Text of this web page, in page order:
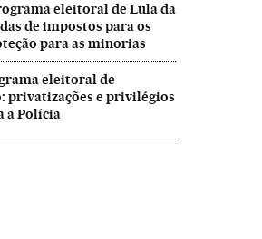
eleitoral de Lula da
de impostos para os
para as minorias
eleitoral de
privatizações e privilégios
a Polícia